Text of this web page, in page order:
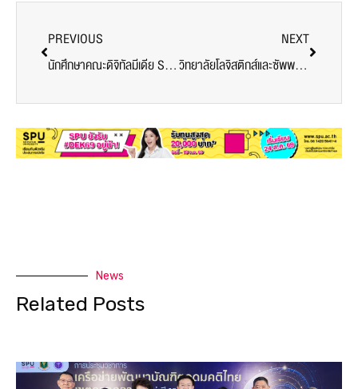
PREVIOUS
นักศึกษาคณะดิจิทัลมีเดีย SPU เรียนรู้ผ่านประสบการณ์จริง สัมผัสเทคโนโลยีและงานดีไซน์ ‘Jurassic World The Experience’ เอเชียทีค
NEXT
วิทยาลัยโลจิสติกส์และซัพพลายเชน SPU จัดพิธีปฐมนิเทศ DEK68 และวันเกียรติยศ&พิธีไหว้ครู จุดประกายแรงบันดาลใจและส่งต่อ DNA มืออาชีพด้วยความภาคภูมิใจ
News
Related Posts